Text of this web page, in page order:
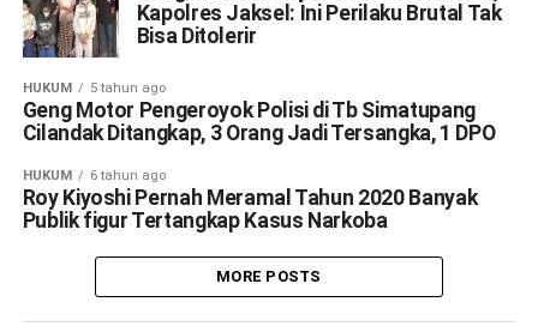
Kapolres Jaksel: Ini Perilaku Brutal Tak
Bisa Ditolerir
HUKUM 5 tahun ago
Geng Motor Pengeroyok Polisi di Tb Simatupang
Cilandak Ditangkap, 3 Orang Jadi Tersangka, 1 DPO
HUKUM 6 tahun ago
Roy Kiyoshi Pernah Meramal Tahun 2020 Banyak
Publik figur Tertangkap Kasus Narkoba
MORE POSTS